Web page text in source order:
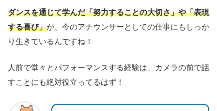
ダンスを通じて学んだ「努力することの大切さ」や「表現
する喜び」が、今のアナウンサーとしての仕事にもしっか
り生きているんですね！
人前で堂々とパフォーマンスする経験は、カメラの前で話
すことにも絶対役立ってるはず！